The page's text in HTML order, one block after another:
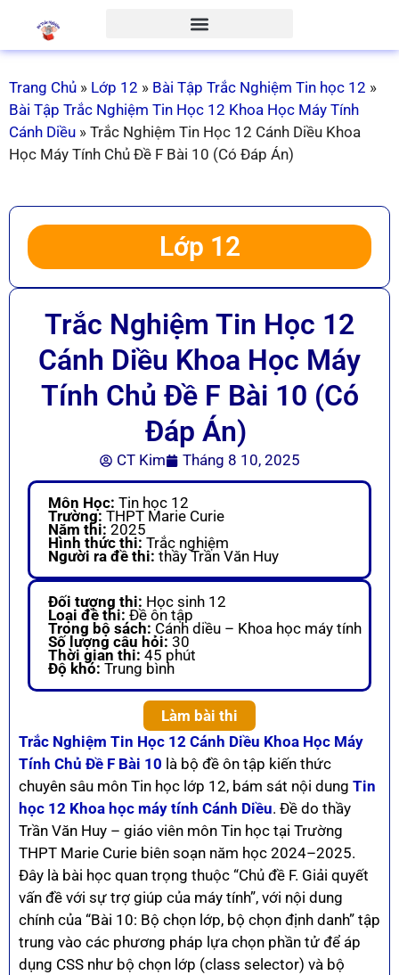
Trang Chủ » Lớp 12 » Bài Tập Trắc Nghiệm Tin học 12 »
Bài Tập Trắc Nghiệm Tin Học 12 Khoa Học Máy Tính
Cánh Diều » Trắc Nghiệm Tin Học 12 Cánh Diều Khoa
Học Máy Tính Chủ Đề F Bài 10 (Có Đáp Án)
Lớp 12
Trắc Nghiệm Tin Học 12
Cánh Diều Khoa Học Máy
Tính Chủ Đề F Bài 10 (Có
Đáp Án)
CT Kim Tháng 8 10, 2025
Môn Học: Tin học 12
Trường: THPT Marie Curie
Năm thi: 2025
Hình thức thi: Trắc nghiệm
Người ra đề thi: thầy Trần Văn Huy
Đối tượng thi: Học sinh 12
Loại đề thi: Đề ôn tập
Trong bộ sách: Cánh diều – Khoa học máy tính
Số lượng câu hỏi: 30
Thời gian thi: 45 phút
Độ khó: Trung bình
Làm bài thi
Trắc Nghiệm Tin Học 12 Cánh Diều Khoa Học Máy
Tính Chủ Đề F Bài 10 là bộ đề ôn tập kiến thức
chuyên sâu môn Tin học lớp 12, bám sát nội dung Tin
học 12 Khoa học máy tính Cánh Diều. Đề do thầy
Trần Văn Huy – giáo viên môn Tin học tại Trường
THPT Marie Curie biên soạn năm học 2024–2025.
Đây là bài học quan trọng thuộc “Chủ đề F. Giải quyết
vấn đề với sự trợ giúp của máy tính”, với nội dung
chính của “Bài 10: Bộ chọn lớp, bộ chọn định danh” tập
trung vào các phương pháp lựa chọn phần tử để áp
dụng CSS như bộ chọn lớp (class selector) và bộ